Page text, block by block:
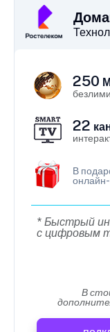
250
22
В
* Быстрый
с цифровым
В